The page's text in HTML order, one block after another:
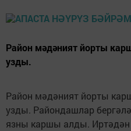
Район мәдәният йорты
узды.
Район мәдәният йорты
узды. Райондашлар
язны каршы алды. Иртәдән